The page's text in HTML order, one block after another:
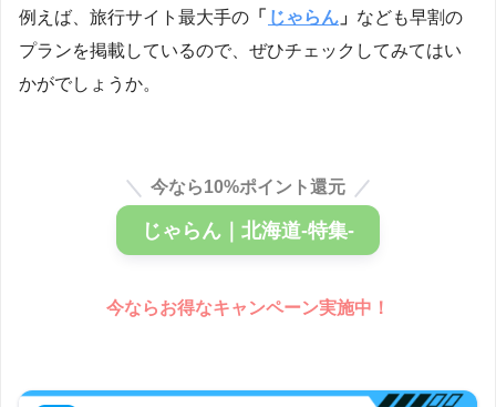
例えば、旅行サイト最大手の 「 じゃらん 」 なども早割の
プランを掲載しているので、ぜひチェックしてみてはい
かがでしょうか。
今なら10%ポイント還元
じゃらん｜北海道-特集-
今ならお得なキャンペーン実施中！